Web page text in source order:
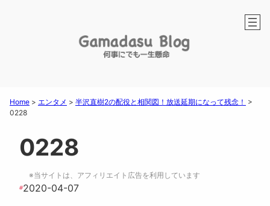
Home > エンタメ > 半沢直樹2の配役と相関図！放送延期になって残念！ >
0228
0228
※当サイトは、アフィリエイト広告を利用しています
#2020-04-07